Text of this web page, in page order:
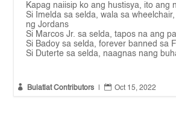
Kapag naiisip ko ang hustisya, ito ang
Si Imelda sa selda, wala sa
ng Jordans
Si Marcos Jr. sa selda, tapos na ang
Si Badoy sa selda, forever banned sa
Si Duterte sa selda, naagnas nang
 Bulatlat Contributors  Oct 15, 2022